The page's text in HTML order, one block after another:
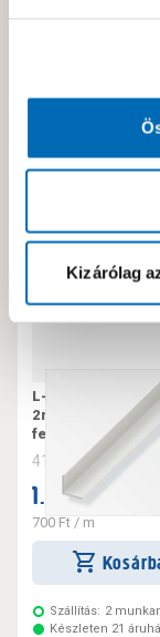
Kizárólag
Neked
L-profil 20x20x1,5
2m szimmetrikus
fehér
412377
1.399 Ft
700 Ft / m
Szállítás: 2
Készleten 21